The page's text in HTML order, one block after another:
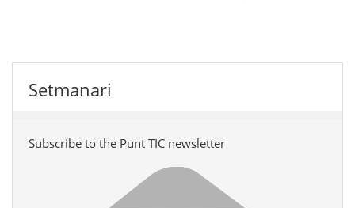
Setmanari
Subscribe to the Punt TIC newsletter